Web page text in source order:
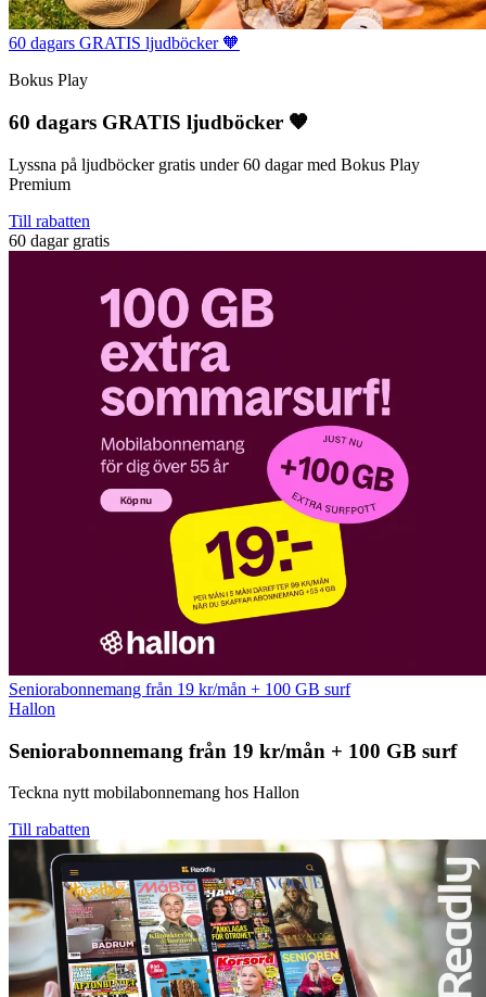
60 dagars GRATIS ljudböcker 🧡
Bokus Play
60 dagars GRATIS ljudböcker 🧡
Lyssna på ljudböcker gratis under 60 dagar med Bokus Play
Premium
Till rabatten
60 dagar gratis
Seniorabonnemang från 19 kr/mån + 100 GB surf
Hallon
Seniorabonnemang från 19 kr/mån + 100 GB surf
Teckna nytt mobilabonnemang hos Hallon
Till rabatten